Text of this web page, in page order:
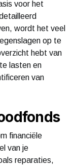
voor het
wordt het veel
op te
hebt van
lasten en
van
financiële
van je
reparaties,